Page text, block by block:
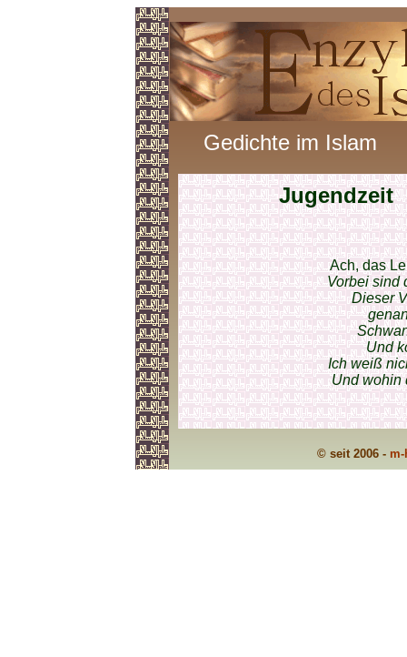
Gedichte im Islam
Jugendzeit
Ach, das
Vorbei sind
Dieser
Und
Ich weiß
Und wohin
© seit 2006 -